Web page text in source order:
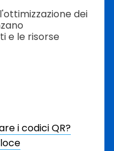
dei
e le risorse
i codici QR?